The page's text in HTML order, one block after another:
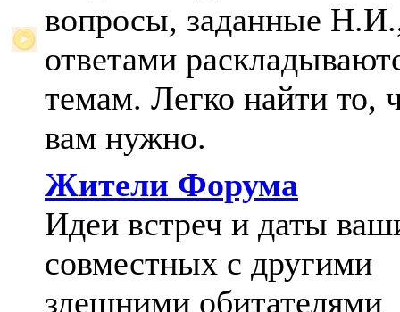
вопросы, заданные
ответами
темам. Легко найти то,
вам нужно.
Жители Форума
Идеи встреч и даты
совместных с другими
здешними обитателями